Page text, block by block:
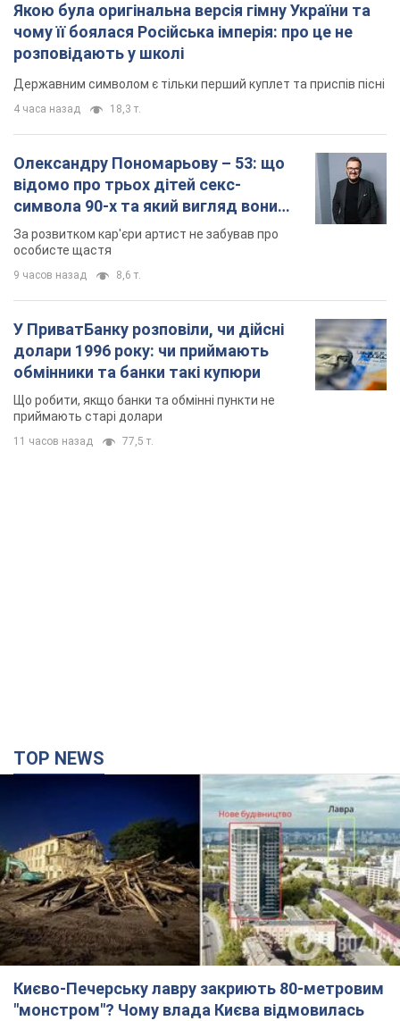
Якою була оригінальна версія гімну України та
чому її боялася Російська імперія: про це не
розповідають у школі
Державним символом є тільки перший куплет та приспів пісні
4 часа назад 18,3 т.
Олександру Пономарьову – 53: що
відомо про трьох дітей секс-
символа 90-х та який вигляд вони
мають
За розвитком кар'єри артист не забував про
особисте щастя
9 часов назад 8,6 т.
У ПриватБанку розповіли, чи дійсні
долари 1996 року: чи приймають
обмінники та банки такі купюри
Що робити, якщо банки та обмінні пункти не
приймають старі долари
11 часов назад 77,5 т.
TOP NEWS
Києво-Печерську лавру закриють 80-метровим
"монстром"? Чому влада Києва відмовилась